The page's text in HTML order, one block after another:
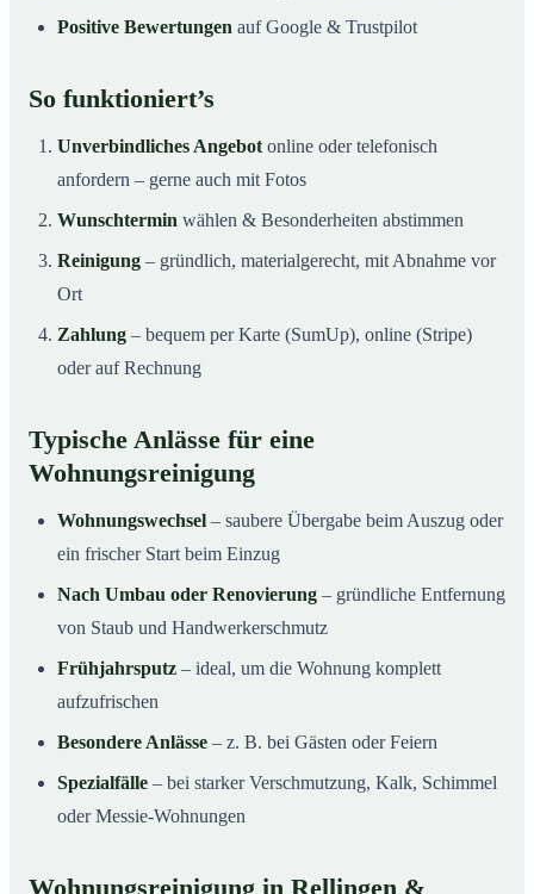
Positive Bewertungen auf Google & Trustpilot
So funktioniert’s
Unverbindliches Angebot online oder telefonisch
anfordern – gerne auch mit Fotos
Wunschtermin wählen & Besonderheiten abstimmen
Reinigung – gründlich, materialgerecht, mit Abnahme vor
Ort
Zahlung – bequem per Karte (SumUp), online (Stripe)
oder auf Rechnung
Typische Anlässe für eine
Wohnungsreinigung
Wohnungswechsel – saubere Übergabe beim Auszug oder
ein frischer Start beim Einzug
Nach Umbau oder Renovierung – gründliche Entfernung
von Staub und Handwerkerschmutz
Frühjahrsputz – ideal, um die Wohnung komplett
aufzufrischen
Besondere Anlässe – z. B. bei Gästen oder Feiern
Spezialfälle – bei starker Verschmutzung, Kalk, Schimmel
oder Messie-Wohnungen
Wohnungsreinigung in Rellingen &